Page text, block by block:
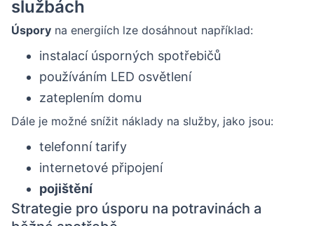
službách
Úspory na energiích lze dosáhnout například:
instalací úsporných spotřebičů
používáním LED osvětlení
zateplením domu
Dále je možné snížit náklady na služby, jako jsou:
telefonní tarify
internetové připojení
pojištění
Strategie pro úsporu na potravinách a